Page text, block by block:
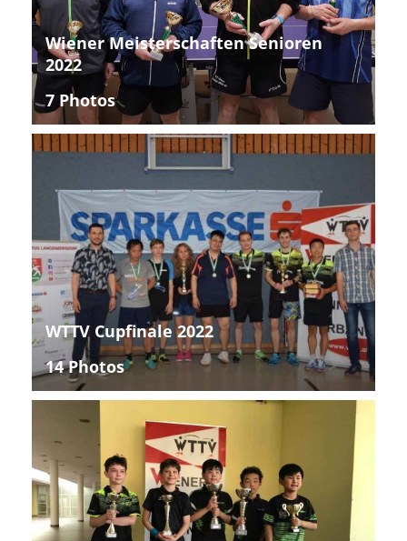
Wiener Meisterschaften Senioren
2022
7 Photos
WTTV Cupfinale 2022
14 Photos